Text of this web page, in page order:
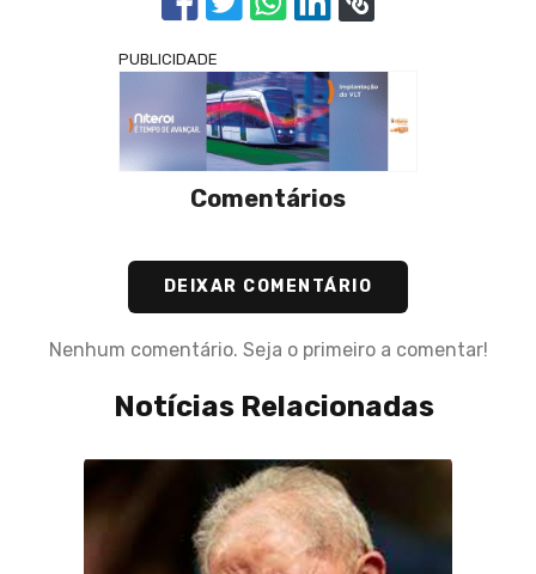
PUBLICIDADE
Comentários
DEIXAR COMENTÁRIO
Nenhum comentário. Seja o primeiro a comentar!
Notícias Relacionadas